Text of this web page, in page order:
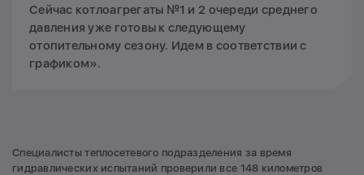
Сейчас котлоагрегаты №1 и 2 очереди среднего
давления уже готовы к следующему
отопительному сезону. Идем в соответствии с
графиком».
Специалисты теплосетевого подразделения за время
гидравлических испытаний проверили все 148 километров